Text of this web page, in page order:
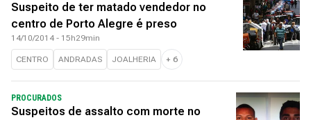
Suspeito de ter matado vendedor no
centro de Porto Alegre é preso
14/10/2014 - 15h29min
CENTRO ANDRADAS JOALHERIA + 6
PROCURADOS
Suspeitos de assalto com morte no